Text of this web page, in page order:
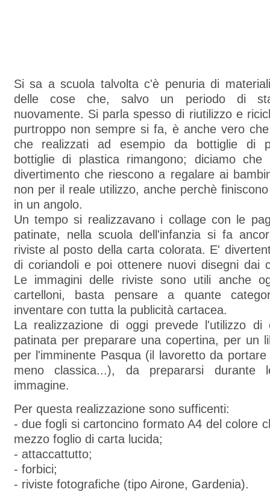
Si sa a scuola talvolta c'è penuria di
delle cose che, salvo un periodo di
nuovamente. Si parla spesso di riutilizzo e
purtroppo non sempre si fa, è anche vero
che realizzati ad esempio da bottiglie di
bottiglie di plastica rimangono; diciamo
divertimento che riescono a regalare ai
non per il reale utilizzo, anche perchè
in un angolo.
Un tempo si realizzavano i collage con le
patinate, nella scuola dell'infanzia si fa
riviste al posto della carta colorata. E'
di coriandoli e poi ottenere nuovi disegni dai
Le immagini delle riviste sono utili anche
cartelloni, basta pensare a quante
inventare con tutta la publicità cartacea.
La realizzazione di oggi prevede l'utilizzo di
patinata per preparare una copertina, per un
per l'imminente Pasqua (il lavoretto da
meno classica...), da prepararsi
immagine.
Per questa realizzazione sono sufficenti:
- due fogli si cartoncino formato A4 del colore
mezzo foglio di carta lucida;
- attaccattutto;
- forbici;
- riviste fotografiche (tipo Airone, Gardenia).